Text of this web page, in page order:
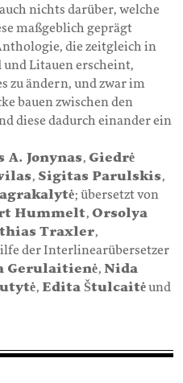
nichts darüber, welche
maßgeblich geprägt
die zeitgleich in
und Litauen erscheint,
zu ändern, und zwar im
bauen zwischen den
diese dadurch einander ein
A. Jonynas, Giedrė
, Sigitas Parulskis,
; übersetzt von
Hummelt, Orsolya
Traxler,
der Interlinearübersetzer
Gerulaitienė, Nida
, Edita Štulcaitėund